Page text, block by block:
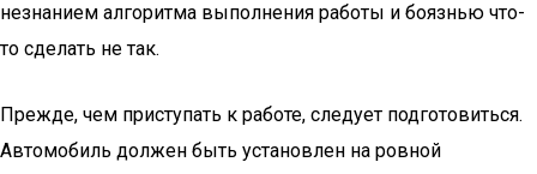
незнанием алгоритма выполнения работы и боязнью что-
то сделать не так.
Прежде, чем приступать к работе, следует подготовиться.
Автомобиль должен быть установлен на ровной